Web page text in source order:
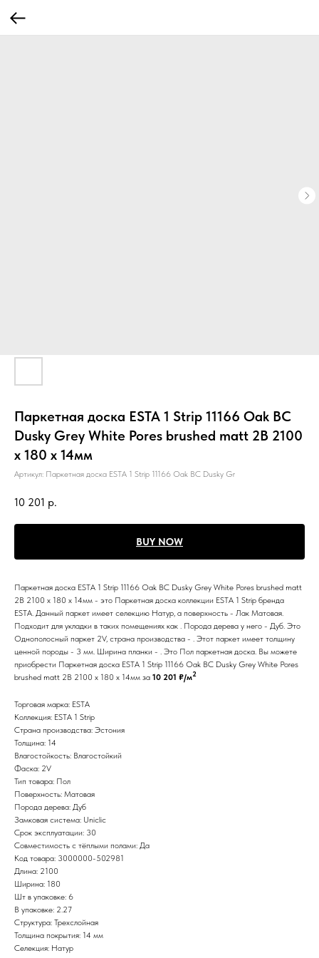
Паркетная доска ESTA 1 Strip 11166 Oak BC
Dusky Grey White Pores brushed matt 2B 2100
x 180 x 14мм
Артикул: Паркетная доска ESTA 1 Strip 11166 Oak BC Dusky Gr
10 201 р.
BUY NOW
Паркетная доска ESTA 1 Strip 11166 Oak BC Dusky Grey White Pores brushed matt
2B 2100 x 180 x 14мм - это Паркетная доска коллекции ESTA 1 Strip бренда
ESTA. Данный паркет имеет селекцию Натур, а поверхность - Лак Матовая.
Подходит для укладки в таких помещениях как . Порода дерева у него - Дуб. Это
Однополосный паркет 2V, страна производства - . Этот паркет имеет толщину
ценной породы - 3 мм. Ширина планки - . Это Пол паркетная доска. Вы можете
приобрести Паркетная доска ESTA 1 Strip 11166 Oak BC Dusky Grey White Pores
brushed matt 2B 2100 x 180 x 14мм за 10 201 ₽/м2
Торговая марка: ESTA
Коллекция: ESTA 1 Strip
Страна производства: Эстония
Толщина: 14
Влагостойкость: Влагостойкий
Фаска: 2V
Тип товара: Пол
Поверхность: Матовая
Порода дерева: Дуб
Замковая система: Uniclic
Срок эксплуатации: 30
Совместимость с тёплыми полами: Да
Код товара: 3000000-502981
Длина: 2100
Ширина: 180
Шт в упаковке: 6
В упаковке: 2.27
Структура: Трехслойная
Толщина покрытия: 14 мм
Селекция: Натур